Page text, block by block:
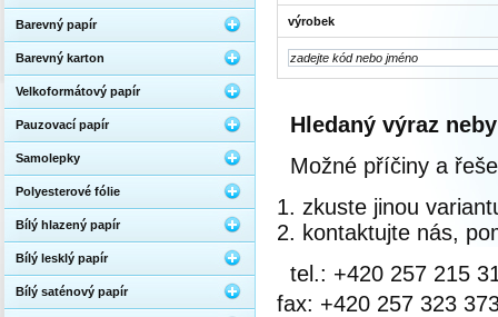
výrobek
Hledaný výraz
Možné příčiny a
zkuste jinou
kontaktujte nás,
tel.: +420 257 215
fax: +420 257 323
Barevný papír
Barevný karton
Velkoformátový papír
Pauzovací papír
Samolepky
Polyesterové fólie
Bílý hlazený papír
Bílý lesklý papír
Bílý saténový papír